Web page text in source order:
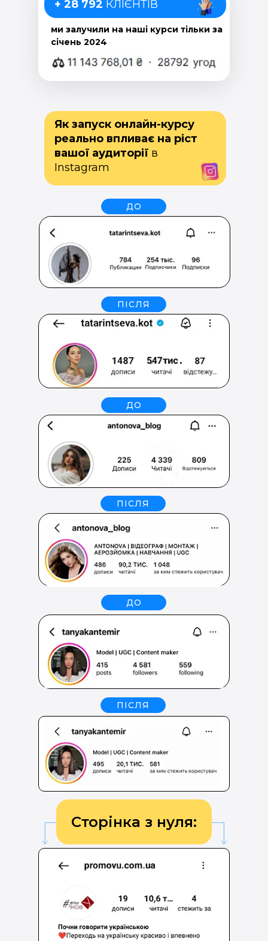
+ 28 792 КЛІЄНТІВ
ми залучили на наші курси тільки за
січень 2024
Як запуск онлайн-курсу
реально впливає на ріст
вашої аудиторії в
Instagram
ДО
ПІСЛЯ
ДО
ПІСЛЯ
ДО
ПІСЛЯ
Сторінка з нуля: